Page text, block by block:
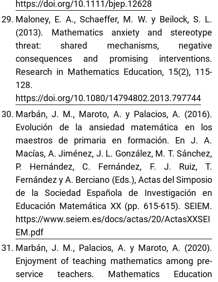
https://doi.org/10.1111/bjep.12628
Maloney, E. A., Schaeffer, M. W. y Beilock, S. L.
(2013). Mathematics anxiety and stereotype
threat: shared mechanisms, negative
consequences and promising interventions.
Research in Mathematics Education, 15(2), 115-
128.
https://doi.org/10.1080/14794802.2013.797744
Marbán, J. M., Maroto, A. y Palacios, A. (2016).
Evolución de la ansiedad matemática en los
maestros de primaria en formación. En J. A.
Macías, A. Jiménez, J. L. González, M. T. Sánchez,
P. Hernández, C. Fernández, F. J. Ruiz, T.
Fernández y A. Berciano (Eds.), Actas del Simposio
de la Sociedad Española de Investigación en
Educación Matemática XX (pp. 615-615). SEIEM.
https://www.seiem.es/docs/actas/20/ActasXXSEI
EM.pdf
Marbán, J. M., Palacios, A. y Maroto, A. (2020).
Enjoyment of teaching mathematics among pre-
service teachers. Mathematics Education